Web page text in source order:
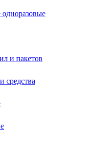
и пакетов
средства